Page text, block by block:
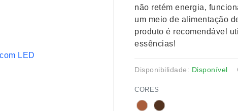
Lanternas
não retém energia,
um meio de alimentação
produto é recomendável
essências!
Disponibilidade: Disponível
CORES